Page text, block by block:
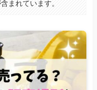
まれています。